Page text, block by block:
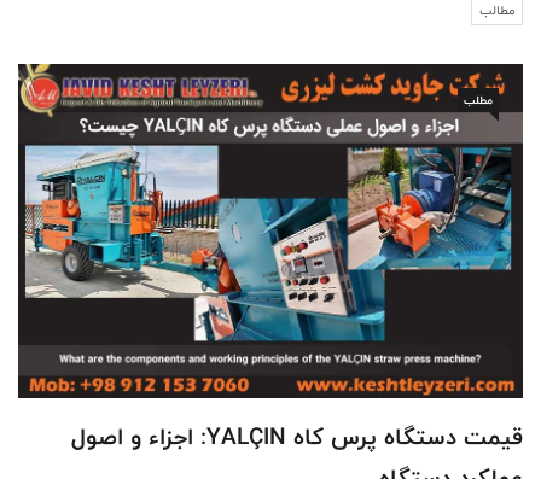
مطالب
مطلب
قیمت دستگاه پرس کاه YALÇIN: اجزاء و اصول